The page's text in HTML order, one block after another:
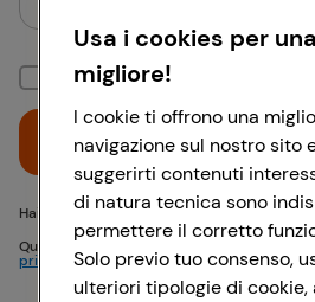
Mantieni la sessione attiva
Hai problemi di accesso? {{recover-
Questo sito è protetto da reCAPTCHA e si
privacy eTermini di servizioGoogle
Accedi
Usa i cookies per
migliore!
I cookie ti offrono una
navigazione sul nostro sito
suggerirti contenuti
di natura tecnica sono
permettere il corretto
Solo previo tuo consenso,
ulteriori tipologie di cookie,